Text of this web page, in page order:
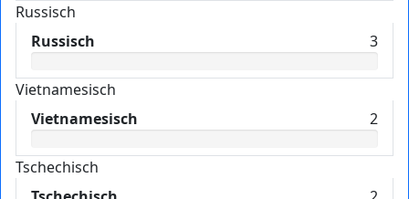
Russisch
Russisch
3
Vietnamesisch
Vietnamesisch
2
Tschechisch